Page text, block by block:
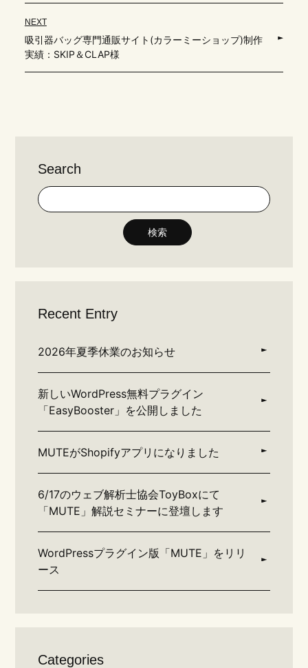
NEXT
吸引器バッグ専門通販サイト(カラーミーショップ)制作
実績：SKIP＆CLAP様
Search
検索
Recent Entry
2026年夏季休業のお知らせ
新しいWordPress無料プラグイン
「EasyBooster」を公開しました
MUTEがShopifyアプリになりました
6/17のウェブ解析士協会ToyBoxにて
「MUTE」解説セミナーに登壇します
WordPressプラグイン版「MUTE」をリリ
ース
Categories